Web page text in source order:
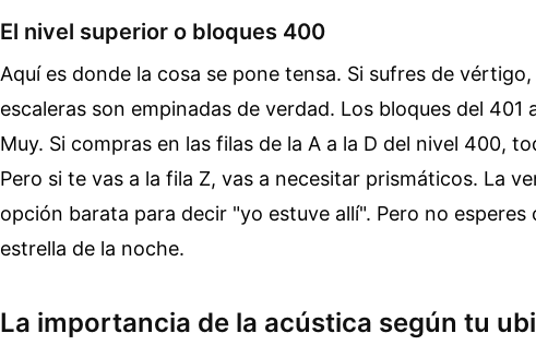
El nivel superior o bloques 400
Aquí es donde la cosa se pone tensa. Si sufres de
escaleras son empinadas de verdad. Los bloques del 401
Muy. Si compras en las filas de la A a la D del nivel 400,
Pero si te vas a la fila Z, vas a necesitar prismáticos. La
opción barata para decir "yo estuve allí". Pero no
estrella de la noche.
La importancia de la acústica según tu